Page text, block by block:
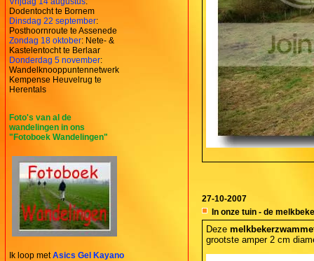
Dodentocht te Bornem
Dinsdag 22 september:
Posthoornroute te Assenede
Zondag 18 oktober: Nete- &
Kastelentocht te Berlaar
Donderdag 5 november:
Wandelknooppuntennetwerk
Kempense Heuvelrug te
Herentals
Foto's van al de
wandelingen in ons
"Fotoboek Wandelingen"
Ik loop metAsics Gel Kayano
27-10-2007
In onze tuin - de
Deze
grootste amper 2 cm